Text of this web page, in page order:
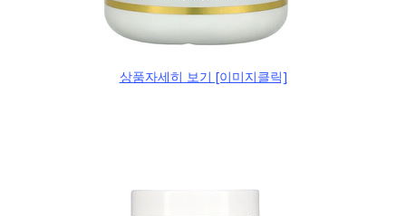
상품자세히 보기 [이미지클릭]